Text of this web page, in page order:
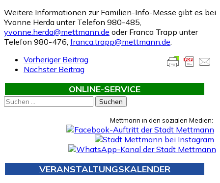
Weitere Informationen zur Familien-Info-Messe gibt es bei
Yvonne Herda unter Telefon 980-485,
yvonne.herda@mettmann.de oder Franca Trapp unter
Telefon 980-476, franca.trapp@mettmann.de
Vorheriger Beitrag
Nächster Beitrag
ONLINE-SERVICE
Suchen
nach:
Mettmann in den sozialen Medien:
VERANSTALTUNGSKALENDER